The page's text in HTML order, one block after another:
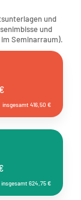
und
und
Seminarraum).
insgesamt 416,50 €
insgesamt 624,75 €